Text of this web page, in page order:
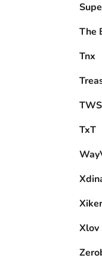
The
Tnx
TWS
TxT
Xlov